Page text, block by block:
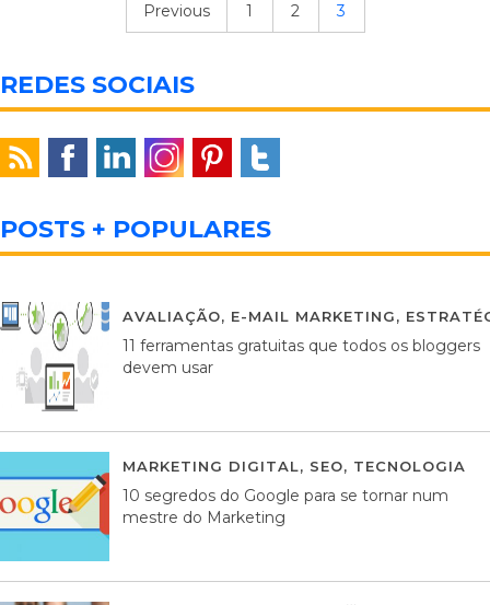
Previous 1 2 3
REDES SOCIAIS
POSTS + POPULARES
AVALIAÇÃO, E-MAIL MARKETING,
11 ferramentas gratuitas que todos os bloggers
devem usar
MARKETING DIGITAL, SEO, TECNOLOGIA
10 segredos do Google para se tornar num
mestre do Marketing